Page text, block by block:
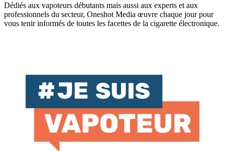
Dédiés aux vapoteurs débutants mais aussi aux experts et aux
professionnels du secteur, Oneshot Media œuvre chaque jour pour
vous tenir informés de toutes les facettes de la cigarette électronique.